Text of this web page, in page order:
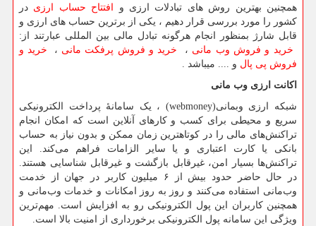
همچنین بهترین روش های تبادلات ارزی و
افتتاح حساب ارزی در
کشور را مورد بررسی قرار دهیم ، یکی از برترین حساب های ارزی و
قابل شارژ بمنظور انجام هرگونه تبادل مالی بین المللی عبارتند از:
خرید و فروش وب مانی ، خرید و فروش پرفکت مانی ،
خرید و
فروش پی پال و .... میباشد .
اکانت ارزی وب مانی
شبکه ارزی وبمانی(webmoney) ، یک سامانهٔ پرداخت الکترونیکی
سریع و محیطی برای کسب و کارهای آنلاین است که امکان انجام
تراکنش‌های مالی را در کوتاهترین زمان ممکن و بدون نیاز به حساب
بانکی یا کارت اعتباری و یا سایر الزامات فراهم می‌کند. این
تراکنش‌ها بسیار امن، غیرقابل بازگشت و غیرقابل شناسایی هستند.
در حال حاضر حدود بیش از ۶ میلیون کاربر در جهان از خدمت
وب‌مانی استفاده می‌کنند و روز به روز امکانات و خدمات وب‌مانی و
همچنین کاربران این پول الکترونیکی رو به افزایش است. مهم‌ترین
ویژگی این سامانه پول الکترونیکی برخورداری از امنیت بالا است.